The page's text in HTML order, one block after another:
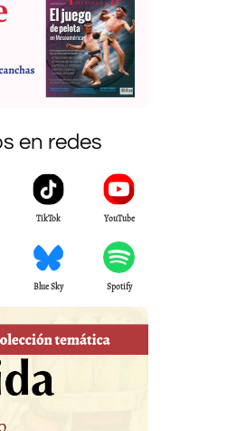
en redes
TikTok YouTube
Blue Sky Spotify